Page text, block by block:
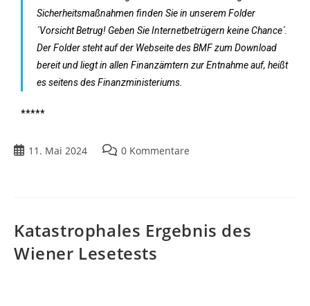
Sicherheitsmaßnahmen finden Sie in unserem Folder
´Vorsicht Betrug! Geben Sie Internetbetrügern keine Chance´.
Der Folder steht auf der Webseite des BMF zum Download
bereit und liegt in allen Finanzämtern zur Entnahme auf, heißt
es seitens des Finanzministeriums.
*****
11. Mai 2024 0 Kommentare
Katastrophales Ergebnis des
Wiener Lesetests